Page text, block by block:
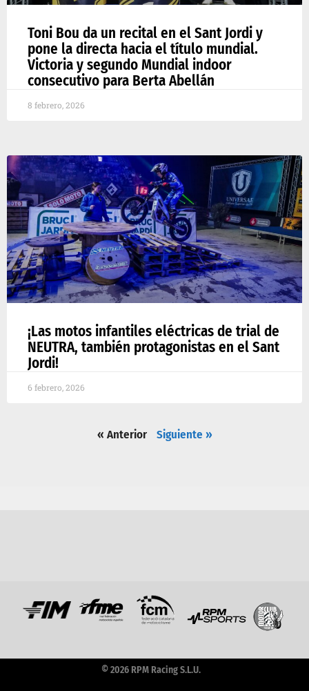
Toni Bou da un recital en el Sant Jordi y
pone la directa hacia el título mundial.
Victoria y segundo Mundial indoor
consecutivo para Berta Abellán
8 febrero, 2026
¡Las motos infantiles eléctricas de trial de
NEUTRA, también protagonistas en el Sant
Jordi!
6 febrero, 2026
« Anterior Siguiente »
© 2026 RPM Racing S.L.U.